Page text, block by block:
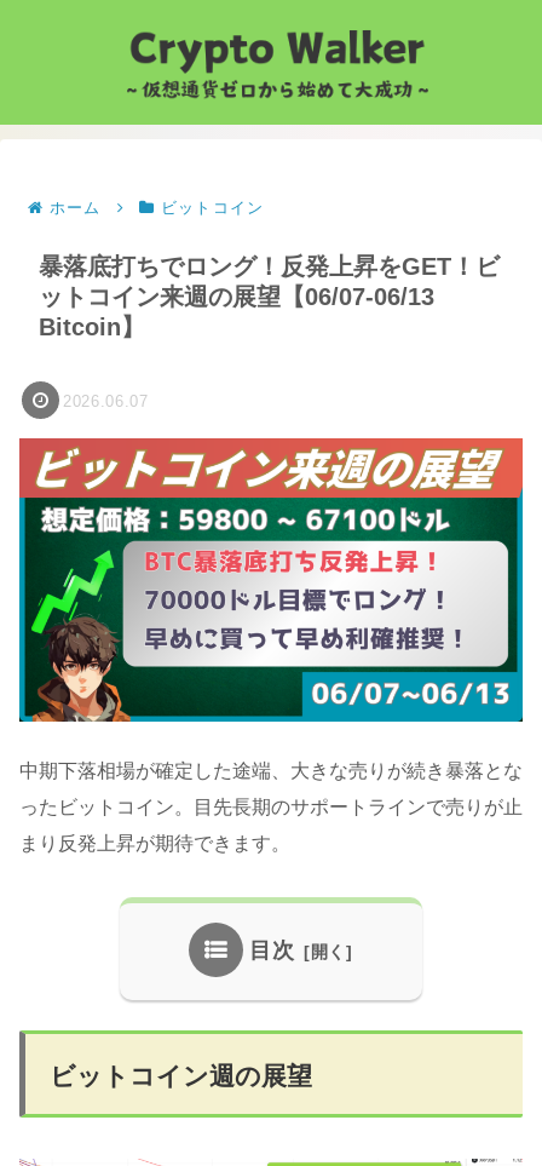
ホーム ビットコイン
暴落底打ちでロング！反発上昇をGET！ビ
ットコイン来週の展望【06/07-06/13
Bitcoin】
2026.06.07
中期下落相場が確定した途端、大きな売りが続き暴落とな
ったビットコイン。目先長期のサポートラインで売りが止
まり反発上昇が期待できます。
目次
ビットコイン週の展望